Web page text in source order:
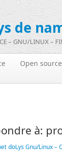
de
– GNU/LINUX –
Open
à:
doLys Gnu/Linux –